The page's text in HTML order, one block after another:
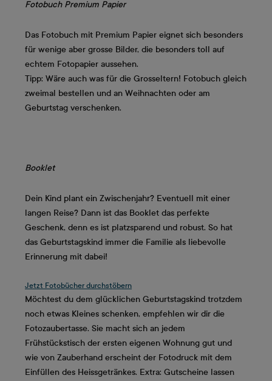
Fotobuch Premium Papier
Das Fotobuch mit Premium Papier eignet sich besonders
für wenige aber grosse Bilder, die besonders toll auf
echtem Fotopapier aussehen.
Tipp: Wäre auch was für die Grosseltern! Fotobuch gleich
zweimal bestellen und an Weihnachten oder am
Geburtstag verschenken.
Booklet
Dein Kind plant ein Zwischenjahr? Eventuell mit einer
langen Reise? Dann ist das Booklet das perfekte
Geschenk, denn es ist platzsparend und robust. So hat
das Geburtstagskind immer die Familie als liebevolle
Erinnerung mit dabei!
Jetzt Fotobücher durchstöbern
Möchtest du dem glücklichen Geburtstagskind trotzdem
noch etwas Kleines schenken, empfehlen wir dir die
Fotozaubertasse. Sie macht sich an jedem
Frühstückstisch der ersten eigenen Wohnung gut und
wie von Zauberhand erscheint der Fotodruck mit dem
Einfüllen des Heissgetränkes. Extra: Gutscheine lassen